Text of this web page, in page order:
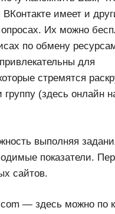
имеет и
Их можно
по обмену
для
стремятся
группу (здесь онлайн
выполняя
показатели.
сайтов.
— здесь можно по